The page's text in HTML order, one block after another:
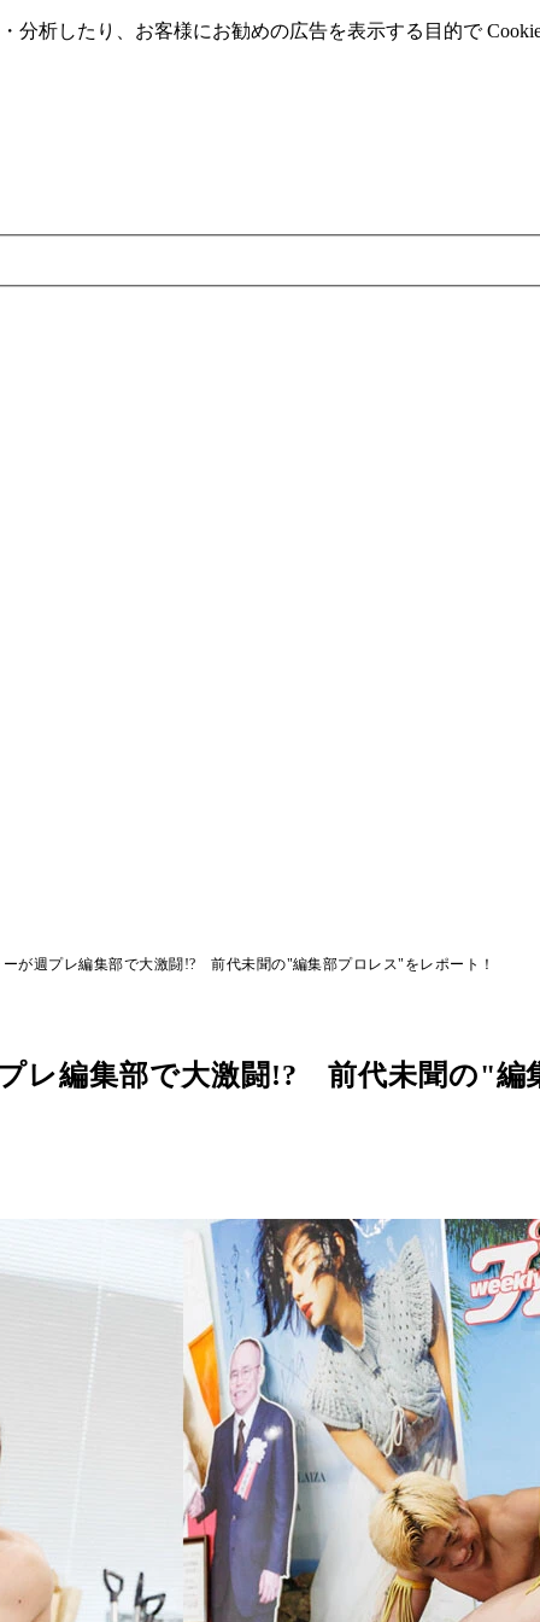
析したり、お客様にお勧めの広告を表⽰する⽬的で
が週プレ編集部で大激闘!? 前代未聞の"編集部プロレス"をレポート！
レ編集部で大激闘!? 前代未聞の"編